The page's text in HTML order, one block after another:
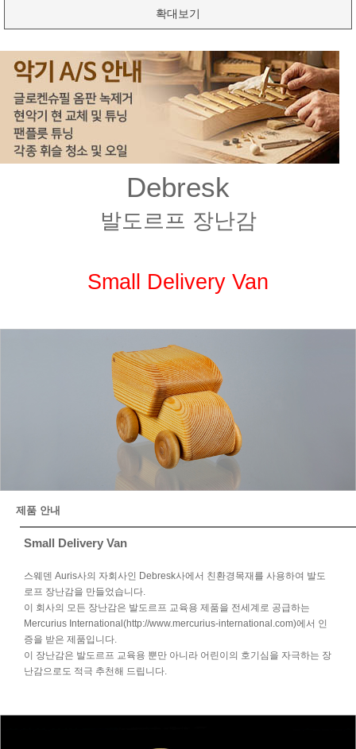
확대보기
Debresk
발도르프 장난감
Small Delivery Van
제품 안내
Small Delivery Van
스웨덴 Auris사의 자회사인 Debresk사에서 친환경목재를 사용하여 발도
로프 장난감을 만들었습니다.
이 회사의 모든 장난감은 발도르프 교육용 제품을 전세계로 공급하는
Mercurius International(http://www.mercurius-international.com)에서 인
증을 받은 제품입니다.
이 장난감은 발도르프 교육용 뿐만 아니라 어린이의 호기심을 자극하는 장
난감으로도 적극 추천해 드립니다.